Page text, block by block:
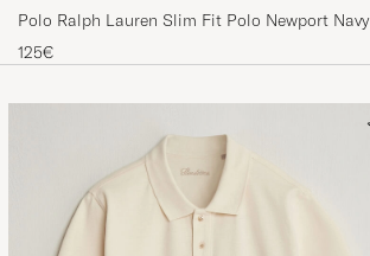
Polo Ralph Lauren Slim Fit Polo Newport Navy
125€